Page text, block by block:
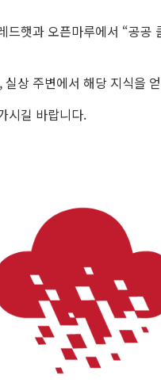
드햇과 오픈마루에서 “공공
상 주변에서 해당 지식을
시길 바랍니다.